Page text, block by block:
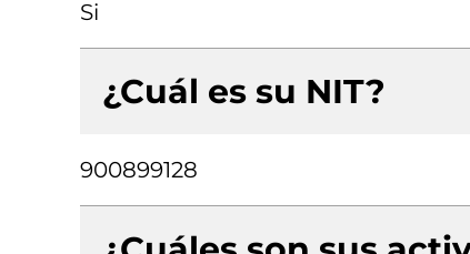
Si
¿Cuál es su NIT?
900899128